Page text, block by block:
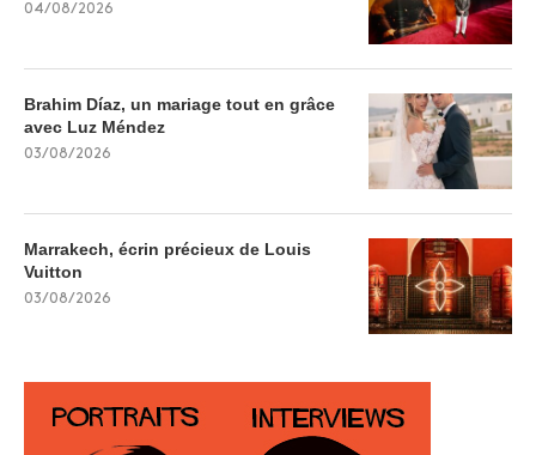
04/08/2026
Brahim Díaz, un mariage tout en grâce
avec Luz Méndez
03/08/2026
Marrakech, écrin précieux de Louis
Vuitton
03/08/2026